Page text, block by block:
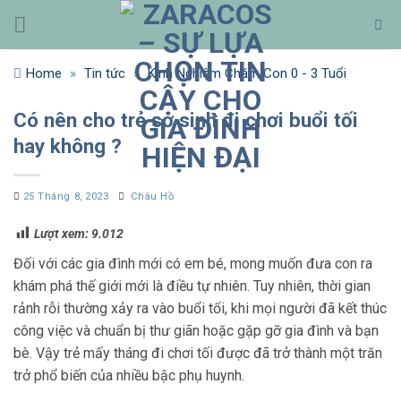
qua
nội
dungHome » Tin tức » Kinh Nghiệm Chăm Con 0 - 3 Tuổi
Có nên cho trẻ sơ sinh đi chơi buổi tối
hay không ?
25 Tháng 8, 2023 Châu Hồ
Lượt xem: 9.012
Đối với các gia đình mới có em bé, mong muốn đưa con ra
khám phá thế giới mới là điều tự nhiên. Tuy nhiên, thời gian
rảnh rỗi thường xảy ra vào buổi tối, khi mọi người đã kết thúc
công việc và chuẩn bị thư giãn hoặc gặp gỡ gia đình và bạn
bè. Vậy trẻ mấy tháng đi chơi tối được đã trở thành một trăn
trở phổ biến của nhiều bậc phụ huynh.